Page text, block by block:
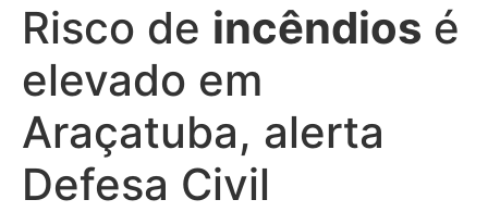
Risco de incêndios é
elevado em
Araçatuba, alerta
Defesa Civil